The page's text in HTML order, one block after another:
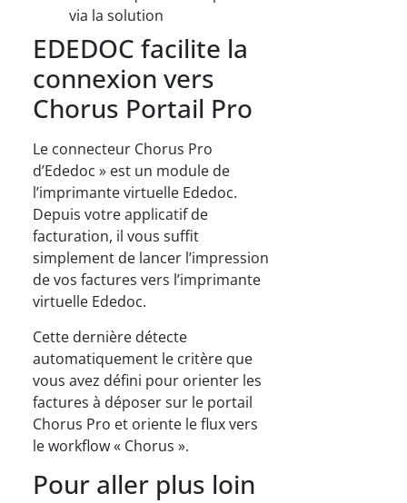
via la solution
EDEDOC facilite la
connexion vers
Chorus Portail Pro
Le connecteur Chorus Pro
d’Ededoc » est un module de
l’imprimante virtuelle Ededoc.
Depuis votre applicatif de
facturation, il vous suffit
simplement de lancer l’impression
de vos factures vers l’imprimante
virtuelle Ededoc.
Cette dernière détecte
automatiquement le critère que
vous avez défini pour orienter les
factures à déposer sur le portail
Chorus Pro et oriente le flux vers
le workflow « Chorus ».
Pour aller plus loin